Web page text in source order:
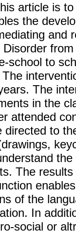
article is
the
and
school to
The
in the
attended
directed to
The
of the
In
social or